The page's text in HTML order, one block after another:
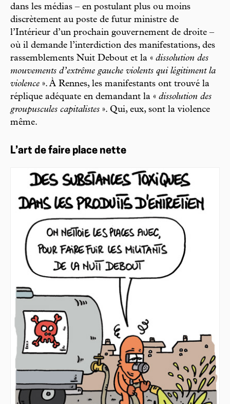
dans les médias – en postulant plus ou moins
discrètement au poste de futur ministre de
l’Intérieur d’un prochain gouvernement de droite –
où il demande l’interdiction des manifestations, des
rassemblements Nuit Debout et la « dissolution des
mouvements d’extrême gauche violents qui légitiment la
violence ». À Rennes, les manifestants ont trouvé la
réplique adéquate en demandant la « dissolution des
groupuscules capitalistes ». Qui, eux, sont la violence
même.
L’art de faire place nette